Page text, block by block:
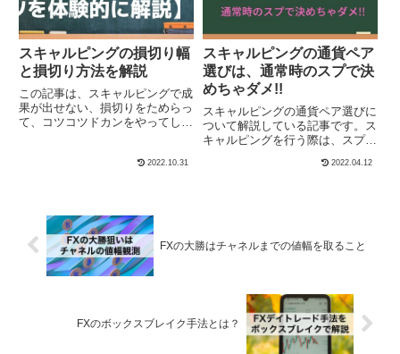
スキャルピングの損切り幅
と損切り方法を解説
この記事は、スキャルピングで成
果が出せない、損切りをためらっ
て、コツコツドカンをやってしま
改善したいと考えている方のため
2022.10.31
スキャルピングの通貨ペア
選びは、通常時のスプで決
めちゃダメ!!
スキャルピングの通貨ペア選びに
ついて解説している記事です。ス
キャルピングを行う際は、スプレ
いFX会社でトレードするのが大
2022.04.12
FXの大勝はチャネルまでの値幅を取ること
FXのボックスブレイク手法とは？